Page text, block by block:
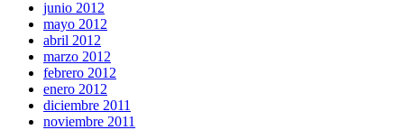
junio 2012
mayo 2012
abril 2012
marzo 2012
febrero 2012
enero 2012
diciembre 2011
noviembre 2011